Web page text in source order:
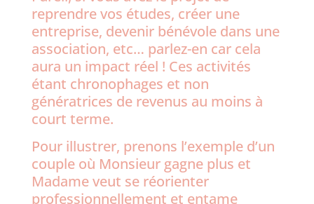
reprendre vos études, créer une
entreprise, devenir bénévole dans une
association, etc… parlez-en car cela
aura un impact réel ! Ces activités
étant chronophages et non
génératrices de revenus au moins à
court terme.
Pour illustrer, prenons l’exemple d’un
couple où Monsieur gagne plus et
Madame veut se réorienter
professionnellement et entame